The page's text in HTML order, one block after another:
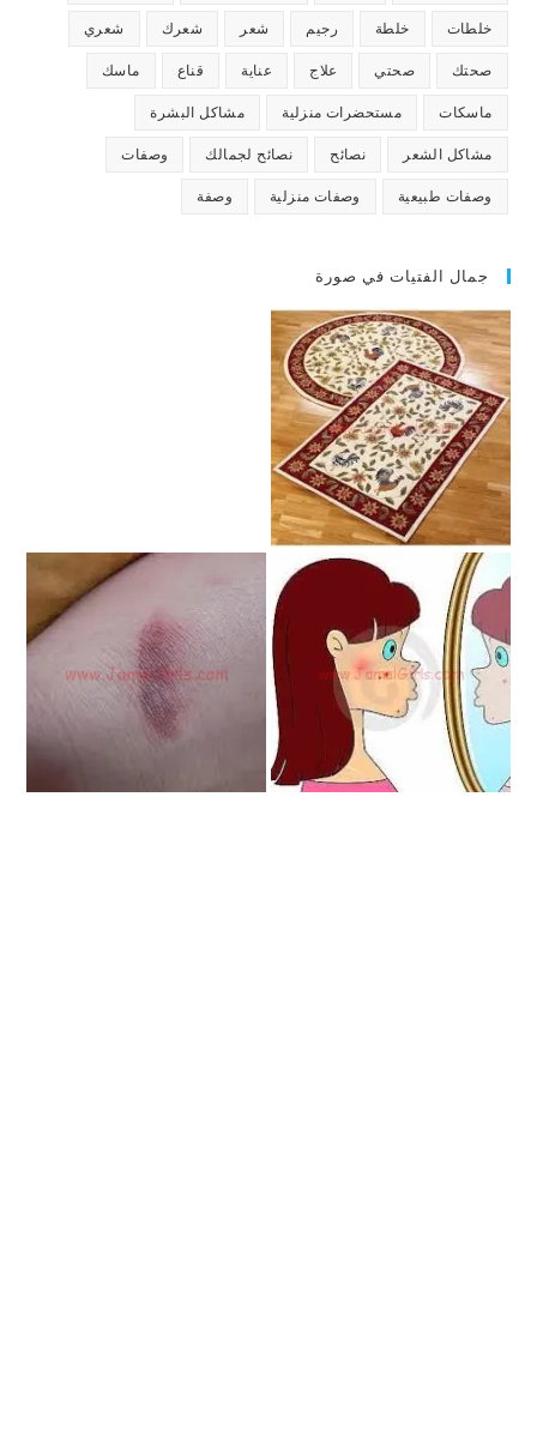
خلطات خلطة رجيم شعر شعرك شعري
صحتك صحتي علاج عناية قناع ماسك
ماسكات مستحضرات منزلية مشاكل البشرة
مشاكل الشعر نصائح نصائح لجمالك وصفات
وصفات طبيعية وصفات منزلية وصفة
جمال الفتيات في صورة